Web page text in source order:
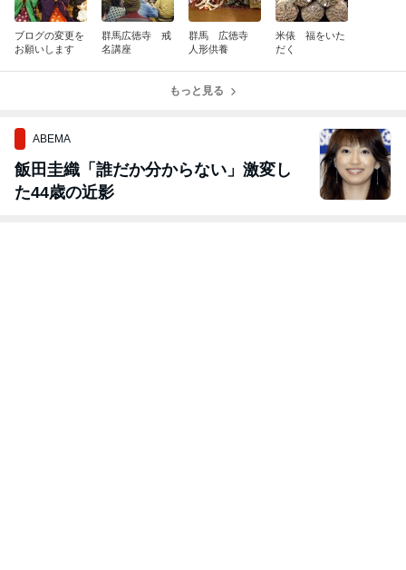
ブログの変更を
お願いします
群馬広徳寺 戒
名講座
群馬 広徳寺
人形供養
米俵 福をいた
だく
もっと見る
ABEMA
飯田圭織「誰だか分からない」激変し
た44歳の近影